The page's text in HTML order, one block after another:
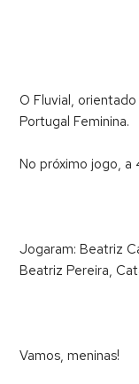
O Fluvial,
Portugal Feminina.
No próximo jogo, a
Jogaram: Beatriz
Beatriz Pereira,
Vamos, meninas!